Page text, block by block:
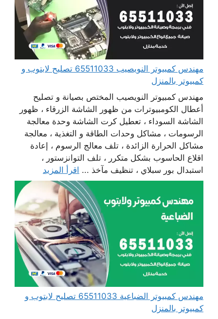
مهندس كمبيوتر النويصيب 65511033 تصليح لابتوب و
كمبيوتر بالمنزل
مهندس كمبيوتر النويصيب المختص بصيانة و تصليح
أعطال الكومبيوترات من ظهور الشاشة الزرقاء ، ظهور
الشاشة السوداء ، تعطيل كرت الشاشة وحدة معالجة
الرسومات ، مشاكل وحدات الطاقة و التغذية ، معالجة
مشاكل الحرارة الزائدة ، تلف معالج الرسوم ، إعادة
اقلاع الحاسوب بشكل متكرر ، تلف التوانزستور ،
استبدال بور سبلاي ، تنظيف مآخذ ... اقرأ المزيد
مهندس كمبيوتر الضباعية 65511033 تصليح لابتوب و
كمبيوتر بالمنزل